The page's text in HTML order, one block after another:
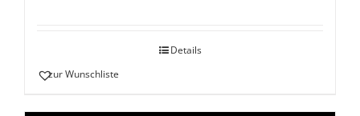
Details
zur Wunschliste